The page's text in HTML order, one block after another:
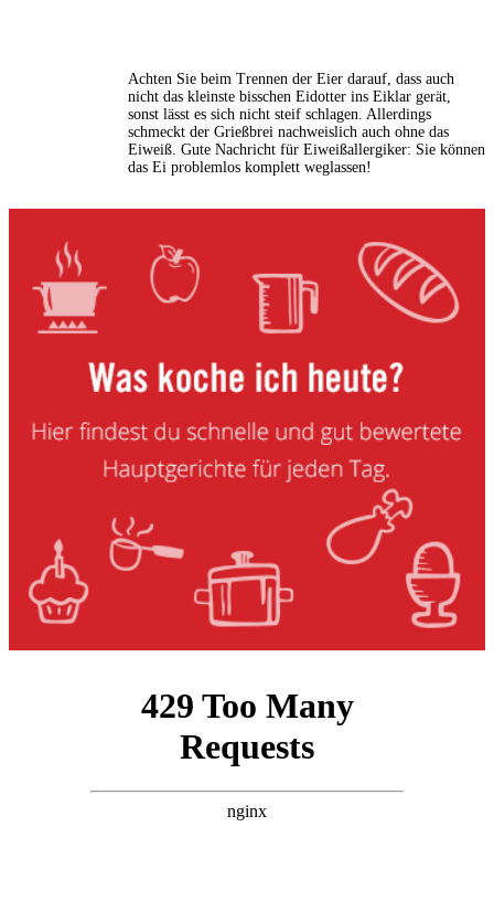
Achten Sie beim Trennen der Eier darauf, dass auch
nicht das kleinste bisschen Eidotter ins Eiklar gerät,
sonst lässt es sich nicht steif schlagen. Allerdings
schmeckt der Grießbrei nachweislich auch ohne das
Eiweiß. Gute Nachricht für Eiweißallergiker: Sie können
das Ei problemlos komplett weglassen!